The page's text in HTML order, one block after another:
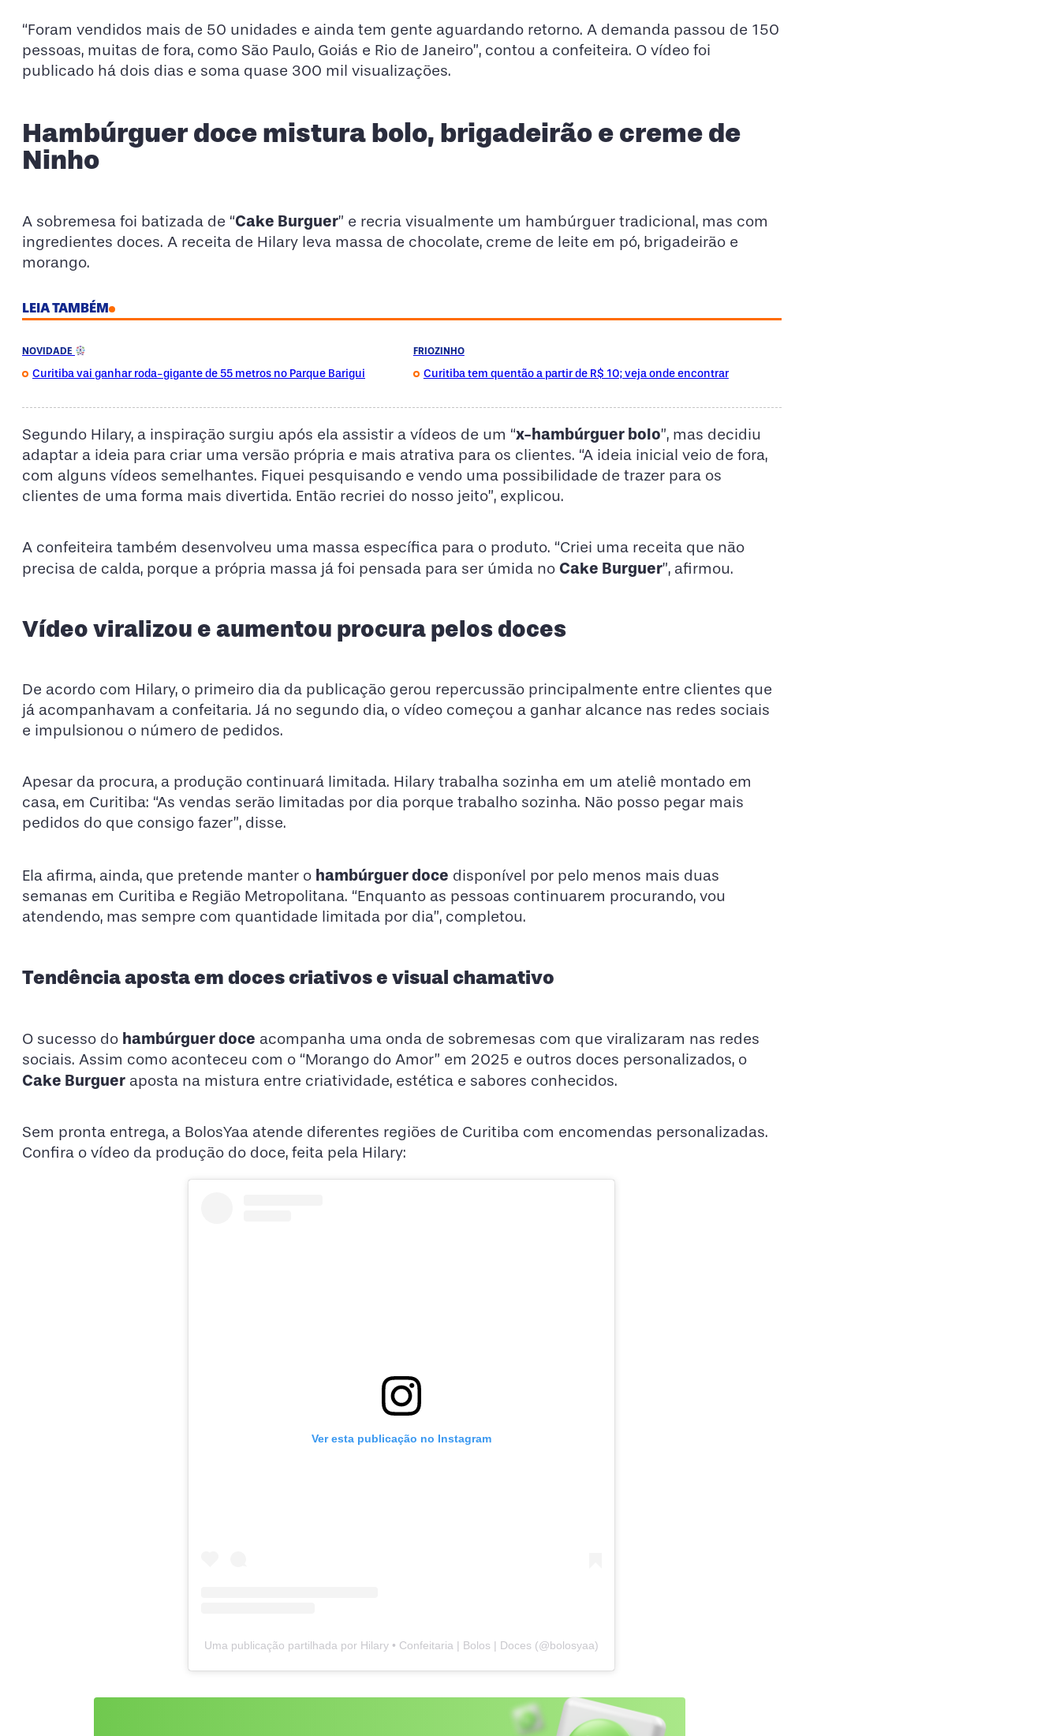
“Foram vendidos mais de 50 unidades e ainda tem gente aguardando retorno. A demanda passou de 150
pessoas, muitas de fora, como São Paulo, Goiás e Rio de Janeiro”, contou a confeiteira. O vídeo foi
publicado há dois dias e soma quase 300 mil visualizações.
Hambúrguer doce mistura bolo, brigadeirão e creme de
Ninho
A sobremesa foi batizada de “Cake Burguer” e recria visualmente um hambúrguer tradicional, mas com
ingredientes doces. A receita de Hilary leva massa de chocolate, creme de leite em pó, brigadeirão e
morango.
LEIA TAMBÉM
NOVIDADE
Curitiba vai ganhar roda-gigante de 55 metros no Parque Barigui
FRIOZINHO
Curitiba tem quentão a partir de R$ 10; veja onde encontrar
Segundo Hilary, a inspiração surgiu após ela assistir a vídeos de um “x-hambúrguer bolo”, mas decidiu
adaptar a ideia para criar uma versão própria e mais atrativa para os clientes. “A ideia inicial veio de fora,
com alguns vídeos semelhantes. Fiquei pesquisando e vendo uma possibilidade de trazer para os
clientes de uma forma mais divertida. Então recriei do nosso jeito”, explicou.
A confeiteira também desenvolveu uma massa específica para o produto. “Criei uma receita que não
precisa de calda, porque a própria massa já foi pensada para ser úmida no Cake Burguer”, afirmou.
Vídeo viralizou e aumentou procura pelos doces
De acordo com Hilary, o primeiro dia da publicação gerou repercussão principalmente entre clientes que
já acompanhavam a confeitaria. Já no segundo dia, o vídeo começou a ganhar alcance nas redes sociais
e impulsionou o número de pedidos.
Apesar da procura, a produção continuará limitada. Hilary trabalha sozinha em um ateliê montado em
casa, em Curitiba: “As vendas serão limitadas por dia porque trabalho sozinha. Não posso pegar mais
pedidos do que consigo fazer”, disse.
Ela afirma, ainda, que pretende manter o hambúrguer doce disponível por pelo menos mais duas
semanas em Curitiba e Região Metropolitana. “Enquanto as pessoas continuarem procurando, vou
atendendo, mas sempre com quantidade limitada por dia”, completou.
Tendência aposta em doces criativos e visual chamativo
O sucesso do hambúrguer doce acompanha uma onda de sobremesas com que viralizaram nas redes
sociais. Assim como aconteceu com o “Morango do Amor” em 2025 e outros doces personalizados, o
Cake Burguer aposta na mistura entre criatividade, estética e sabores conhecidos.
Sem pronta entrega, a BolosYaa atende diferentes regiões de Curitiba com encomendas personalizadas.
Confira o vídeo da produção do doce, feita pela Hilary:
Ver esta publicação no Instagram
Uma publicação partilhada por Hilary • Confeitaria | Bolos | Doces (@bolosyaa)